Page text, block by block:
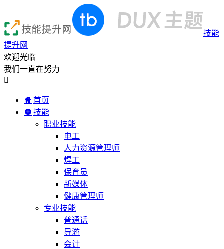
技能
提升网
欢迎光临
我们一直在努力

首页
技能
职业技能
电工
人力资源管理师
焊工
保育员
新媒体
健康管理师
专业技能
普通话
导游
会计